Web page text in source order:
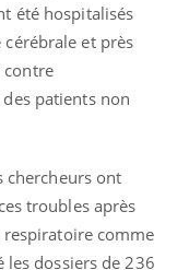
été hospitalisés
et près
contre
patients non
chercheurs ont
troubles après
comme
les dossiers de 236